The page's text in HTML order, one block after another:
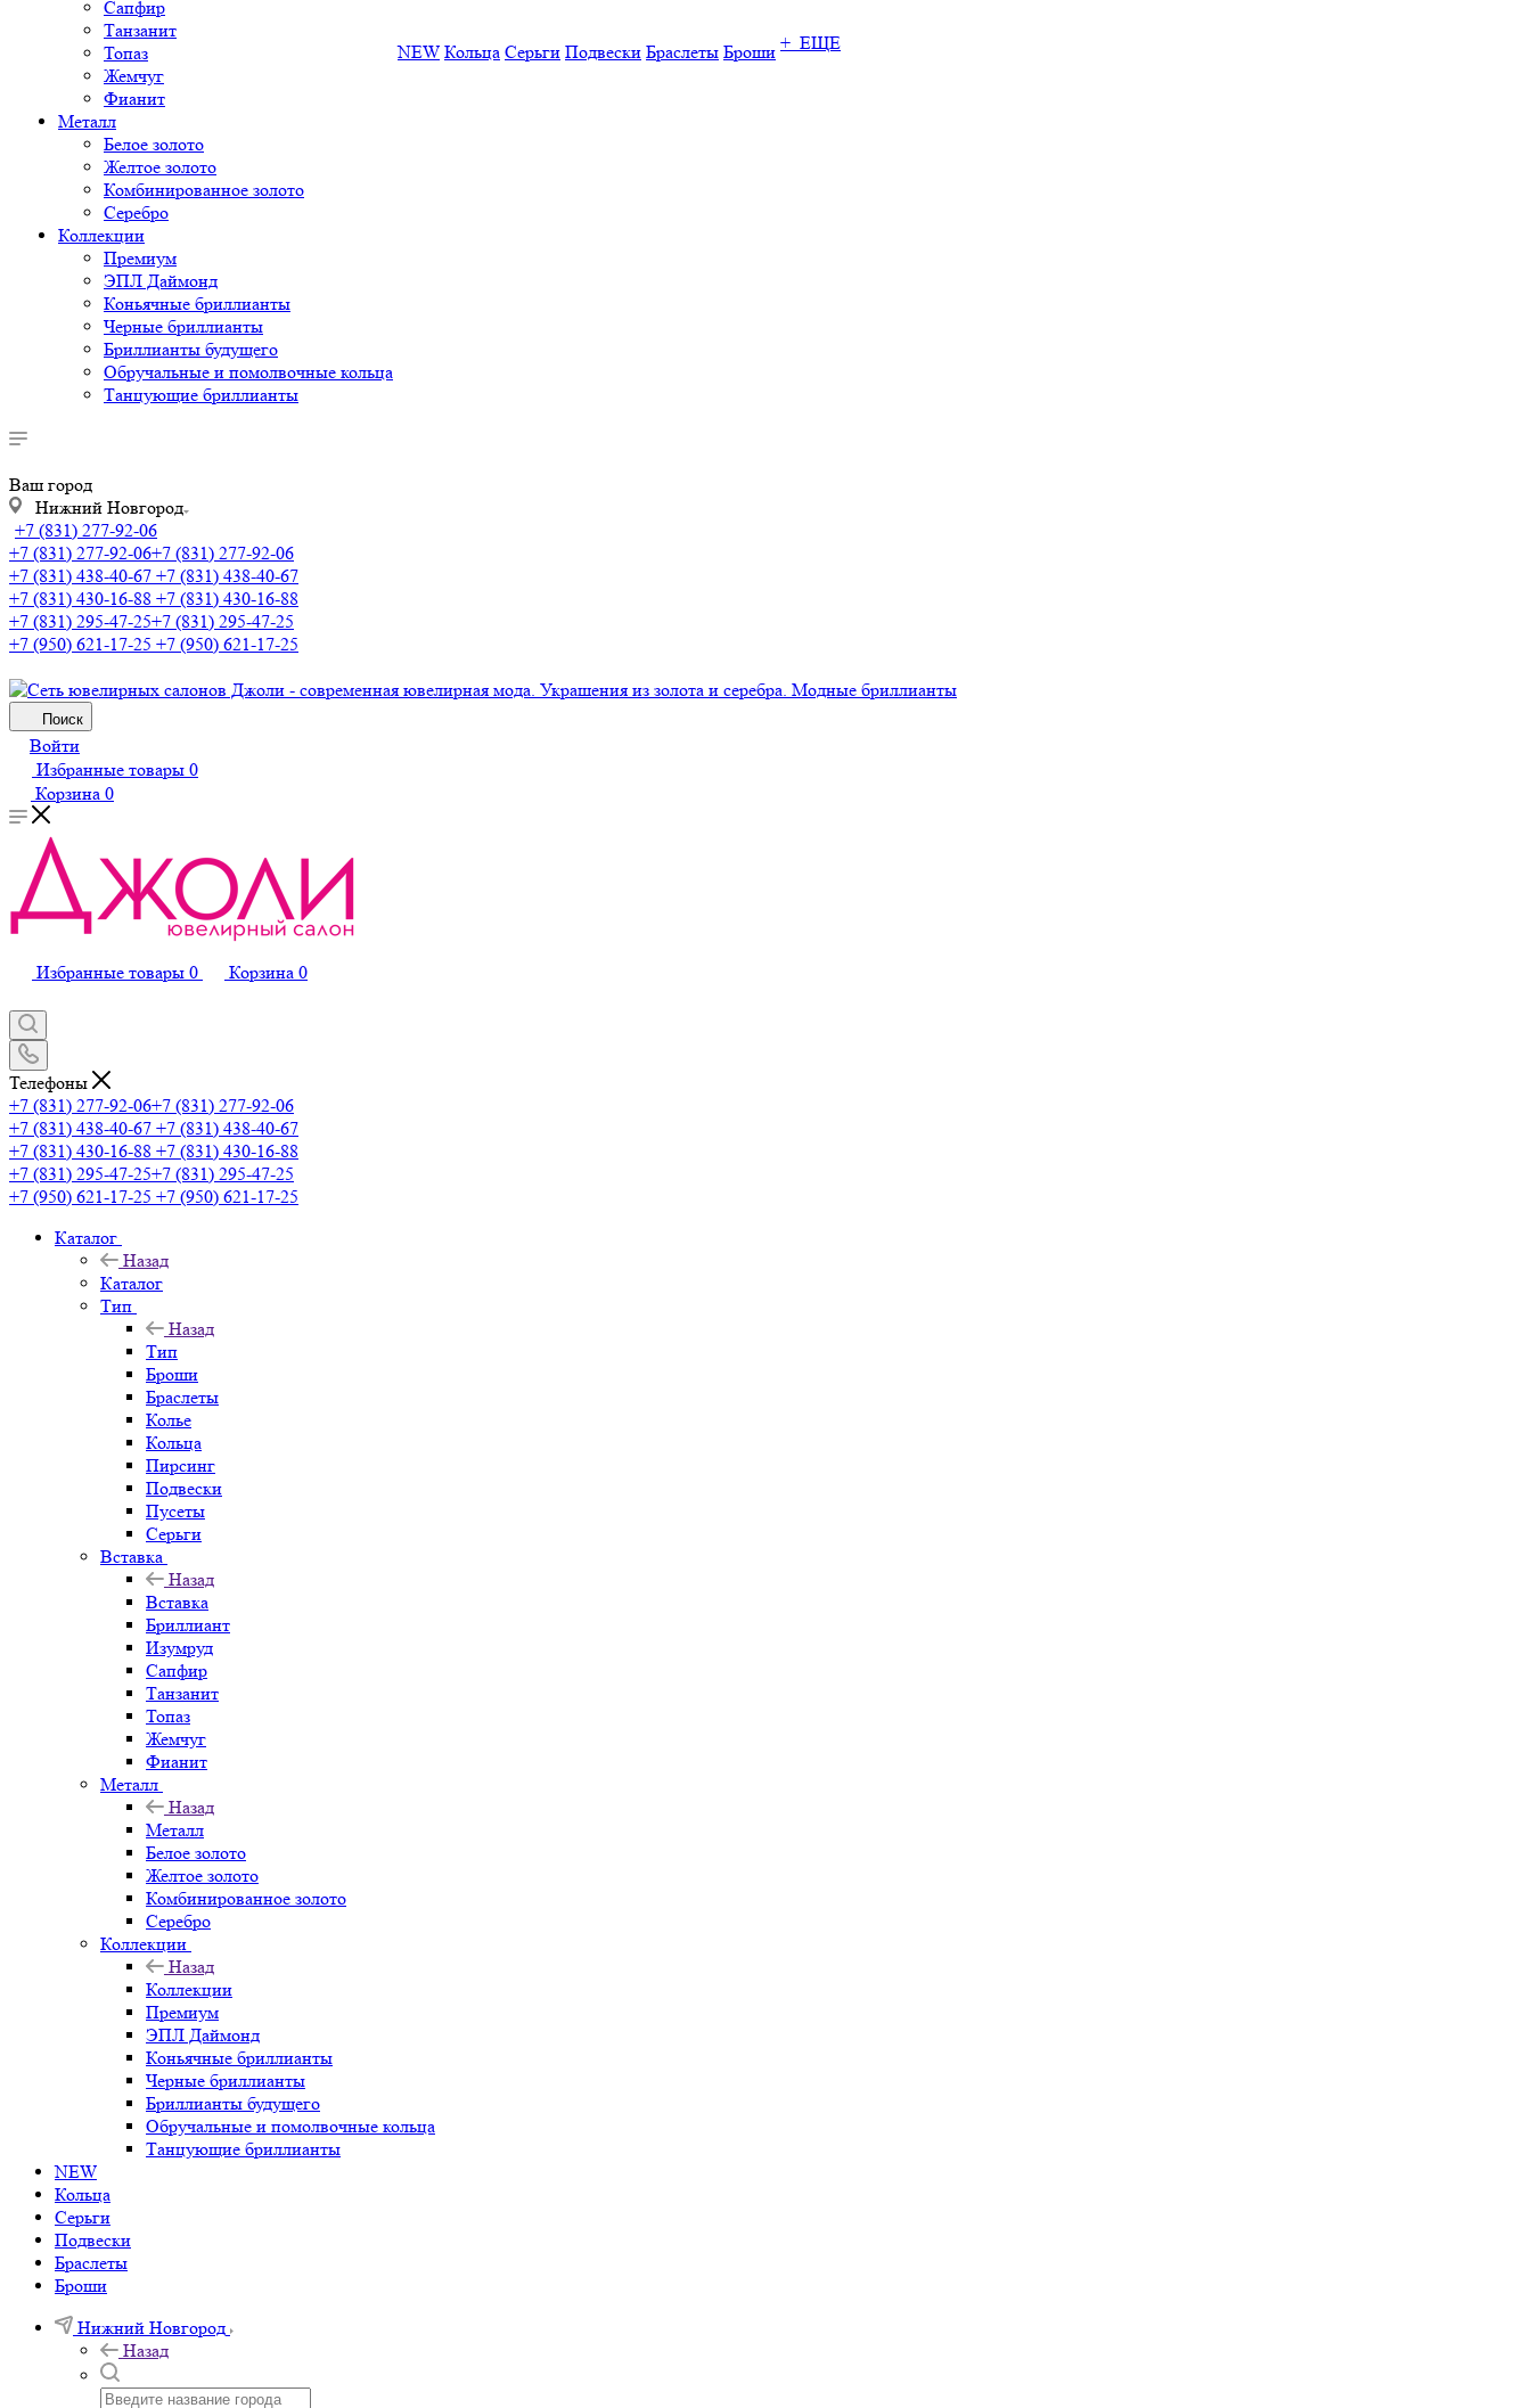
Сапфир
Танзанит
Топаз
Жемчуг
Фианит
Металл
Белое золото
Желтое золото
Комбинированное золото
Серебро
Коллекции
Премиум
ЭПЛ Даймонд
Коньячные бриллианты
Черные бриллианты
Бриллианты будущего
Обручальные и помолвочные кольца
Танцующие бриллианты
NEW Кольца Серьги Подвески Браслеты Броши + ЕЩЕ
Ваш город
Нижний Новгород
+7 (831) 277-92-06
+7 (831) 277-92-06+7 (831) 277-92-06
+7 (831) 438-40-67 +7 (831) 438-40-67
+7 (831) 430-16-88 +7 (831) 430-16-88
+7 (831) 295-47-25+7 (831) 295-47-25
+7 (950) 621-17-25 +7 (950) 621-17-25
Поиск
Войти
Избранные товары 0
Корзина 0
Избранные товары 0 Корзина 0
Телефоны
+7 (831) 277-92-06+7 (831) 277-92-06
+7 (831) 438-40-67 +7 (831) 438-40-67
+7 (831) 430-16-88 +7 (831) 430-16-88
+7 (831) 295-47-25+7 (831) 295-47-25
+7 (950) 621-17-25 +7 (950) 621-17-25
Каталог
Назад
Каталог
Тип
Назад
Тип
Броши
Браслеты
Колье
Кольца
Пирсинг
Подвески
Пусеты
Серьги
Вставка
Назад
Вставка
Бриллиант
Изумруд
Сапфир
Танзанит
Топаз
Жемчуг
Фианит
Металл
Назад
Металл
Белое золото
Желтое золото
Комбинированное золото
Серебро
Коллекции
Назад
Коллекции
Премиум
ЭПЛ Даймонд
Коньячные бриллианты
Черные бриллианты
Бриллианты будущего
Обручальные и помолвочные кольца
Танцующие бриллианты
NEW
Кольца
Серьги
Подвески
Браслеты
Броши
Нижний Новгород
Назад